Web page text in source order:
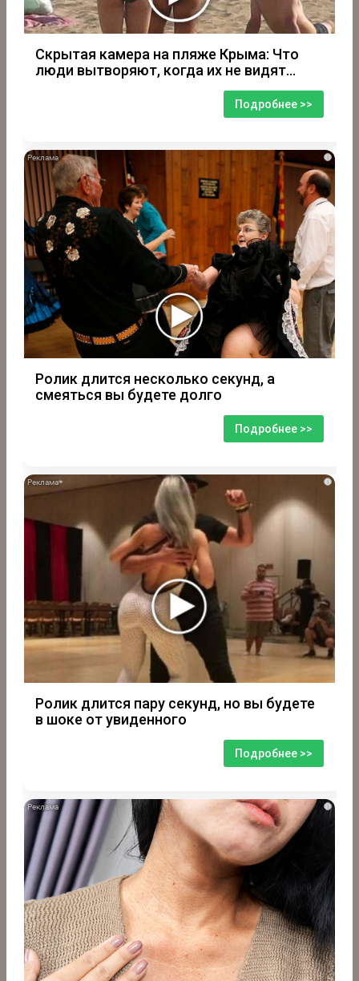
Скрытая камера на пляже Крыма: Что
люди вытворяют, когда их не видят...
Подробнее >>
i
Ролик длится несколько секунд, а
смеяться вы будете долго
Подробнее >>
i
Ролик длится пару секунд, но вы будете
в шоке от увиденного
Подробнее >>
i